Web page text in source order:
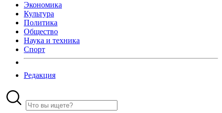
Экономика
Культура
Политика
Общество
Наука и техника
Спорт
Редакция